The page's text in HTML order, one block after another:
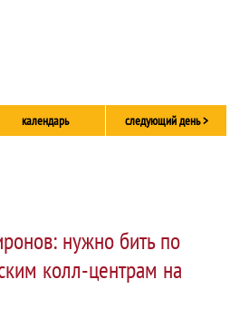
календарь следующий день >
нужно бить по
колл-центрам на